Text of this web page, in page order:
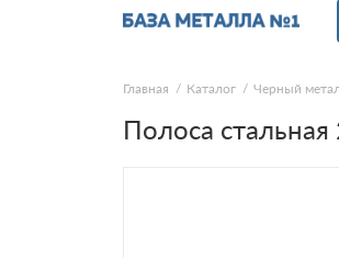
Перейти в каталог
Арматура
Главная Каталог Черный
Полоса